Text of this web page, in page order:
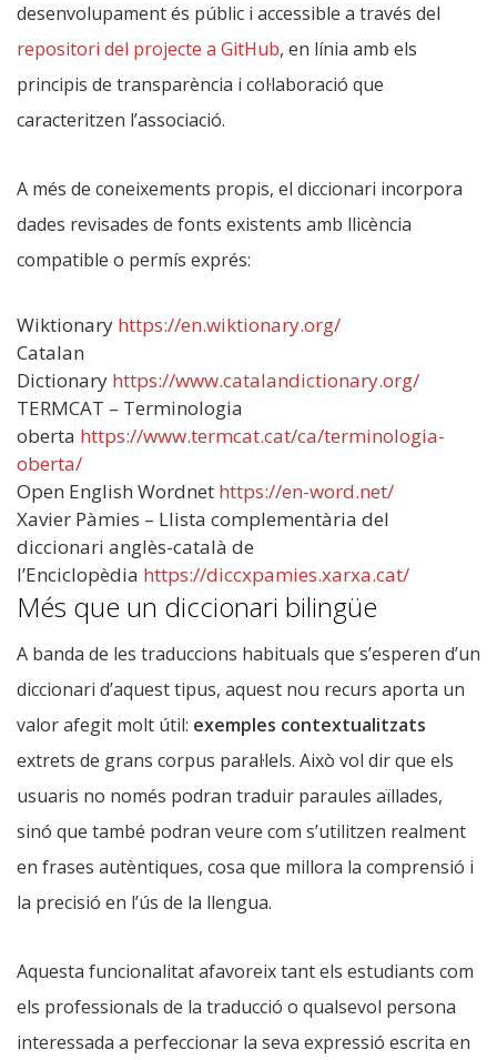
desenvolupament és públic i accessible a través del
repositori del projecte a GitHub, en línia amb els
principis de transparència i col·laboració que
caracteritzen l’associació.
A més de coneixements propis, el diccionari incorpora
dades revisades de fonts existents amb llicència
compatible o permís exprés:
Wiktionary https://en.wiktionary.org/
Catalan
Dictionary https://www.catalandictionary.org/
TERMCAT – Terminologia
oberta https://www.termcat.cat/ca/terminologia-
oberta/
Open English Wordnet https://en-word.net/
Xavier Pàmies – Llista complementària del
diccionari anglès-català de
l’Enciclopèdia https://diccxpamies.xarxa.cat/
Més que un diccionari bilingüe
A banda de les traduccions habituals que s’esperen d’un
diccionari d’aquest tipus, aquest nou recurs aporta un
valor afegit molt útil: exemples contextualitzats
extrets de grans corpus paral·lels. Això vol dir que els
usuaris no només podran traduir paraules aïllades,
sinó que també podran veure com s’utilitzen realment
en frases autèntiques, cosa que millora la comprensió i
la precisió en l’ús de la llengua.
Aquesta funcionalitat afavoreix tant els estudiants com
els professionals de la traducció o qualsevol persona
interessada a perfeccionar la seva expressió escrita en